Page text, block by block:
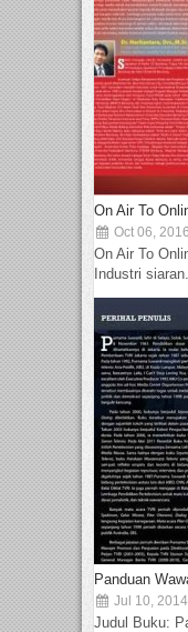
On Air To
Oct 06, 2016
On Air To
Industri
Panduan
Jul 10, 2014
Judul Buku: